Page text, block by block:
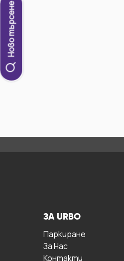
Ново търсене
ЗА URBO
Паркиране
За Hас
Контакти